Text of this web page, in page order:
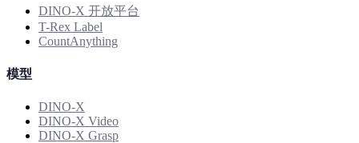
DINO-X 开放平台
T-Rex Label
CountAnything
模型
DINO-X
DINO-X Video
DINO-X Grasp